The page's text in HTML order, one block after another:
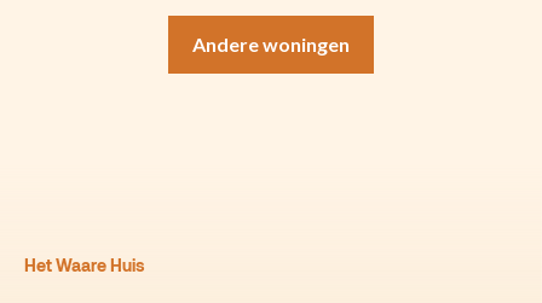
Andere woningen
Het Waare Huis